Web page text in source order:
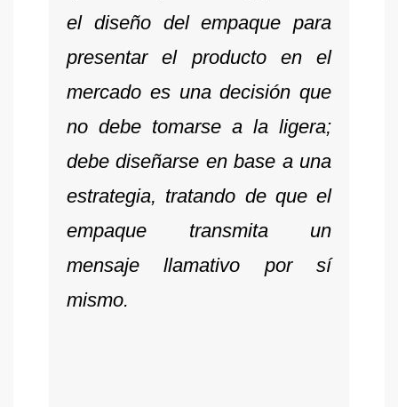
el diseño del empaque para
presentar el producto en el
mercado es una decisión que
no debe tomarse a la ligera;
debe diseñarse en base a una
estrategia, tratando de que el
empaque transmita un
mensaje llamativo por sí
mismo.